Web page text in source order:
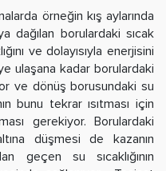
örneğin kış aylarında
dağılan borulardaki sıcak
ve dolayısıyla enerjisini
ulaşana kadar borulardaki
ve dönüş borusundaki su
bunu tekrar ısıtması için
gerekiyor. Borulardaki
düşmesi de kazanın
geçen su sıcaklığının